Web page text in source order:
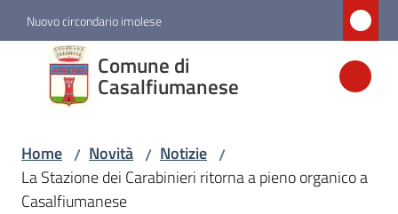
Vai al contenuto
Vai alla navigazione
Vai al footer
Nuovo circondario imolese
Comune di
Casalfiumanese
Comune di
Casalfiumanese
Amministrazione
Home / Novità / Notizie /
La Stazione dei Carabinieri ritorna a pieno organico a
Casalfiumanese